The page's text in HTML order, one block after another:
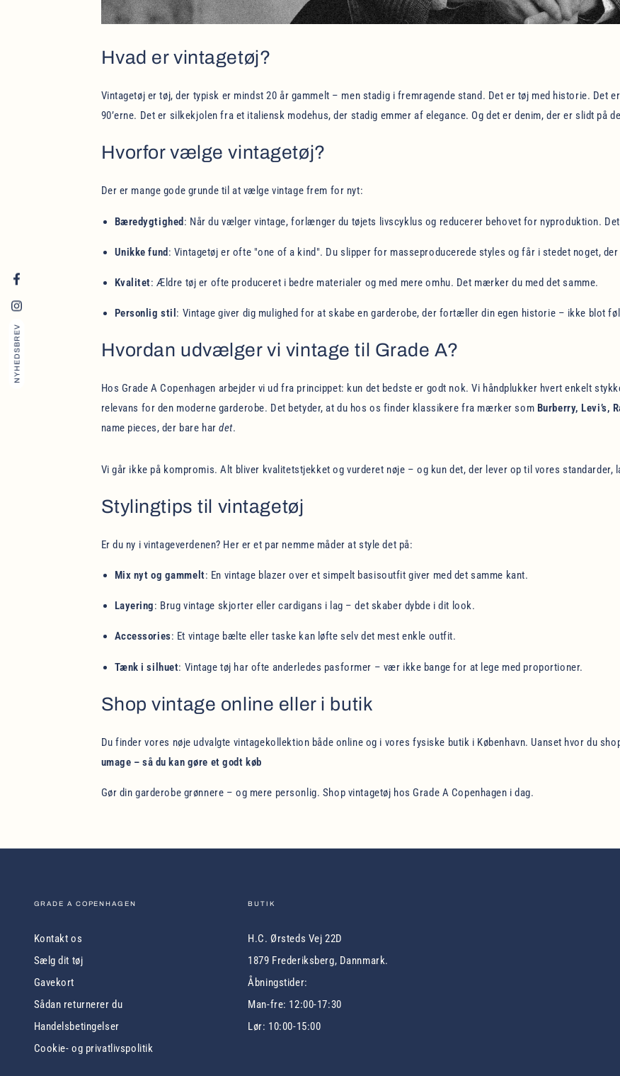
Hvad er vintagetøj?
Vintagetøj er tøj, der typisk er mindst 20 år gammelt – men stadig i fremragende stand. Det er tøj med historie. Det
90’erne. Det er silkekjolen fra et italiensk modehus, der stadig emmer af elegance. Og det er denim, der er slidt på
Hvorfor vælge vintagetøj?
Der er mange gode grunde til at vælge vintage frem for nyt:
Bæredygtighed : Når du vælger vintage, forlænger du tøjets livscyklus og reducerer behovet for nyproduktion.
Unikke fund : Vintagetøj er ofte "one of a kind". Du slipper for masseproducerede styles og får i stedet noget,
Kvalitet: Ældre tøj er ofte produceret i bedre materialer og med mere omhu. Det mærker du med det samme.
Personlig stil : Vintage giver dig mulighed for at skabe en garderobe, der fortæller din egen historie – ikke blot
Hvordan udvælger vi vintage til Grade A?
Hos Grade A Copenhagen arbejder vi ud fra princippet: kun det bedste er godt nok. Vi håndplukker hvert enkelt
relevans for den moderne garderobe. Det betyder, at du hos os finder klassikere fra mærker som Burberry, Levi’s,
name pieces, der bare hardet.
Vi går ikke på kompromis. Alt bliver kvalitetstjekket og vurderet nøje – og kun det, der lever op til vores standarder,
Stylingtips til vintagetøj
Er du ny i vintageverdenen? Her er et par nemme måder at style det på:
Mix nyt og gammelt: En vintage blazer over et simpelt basisoutfit giver med det samme kant.
Layering: Brug vintage skjorter eller cardigans i lag – det skaber dybde i dit look.
Accessories: Et vintage bælte eller taske kan løfte selv det mest enkle outfit.
Tænk i silhuet: Vintage tøj har ofte anderledes pasformer – vær ikke bange for at lege med proportioner.
Shop vintage online eller i butik
Du finder vores nøje udvalgte vintagekollektion både online og i vores fysiske butik i København. Uanset hvor du
umage – så du kan gøre et godt køb
Gør din garderobe grønnere – og mere personlig. Shop vintagetøj hos Grade A Copenhagen i dag.
GRADE A COPENHAGEN
Kontakt os
Sælg dit tøj
Gavekort
Sådan returnerer du
Handelsbetingelser
Cookie- og privatlivspolitik
BUTIK
H.C. Ørsteds Vej 22D
1879 Frederiksberg, Dannmark.
Åbningstider:
Man-fre: 12:00-17:30
Lør: 10:00-15:00
Facebook
Instagram
NYHEDSBREV